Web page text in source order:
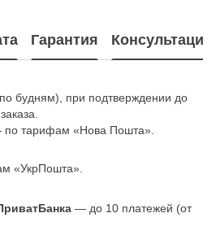
Гарантия Консультация
будням), при подтверждении до
тарифам «Нова Пошта».
«УкрПошта».
— до 10 платежей (от